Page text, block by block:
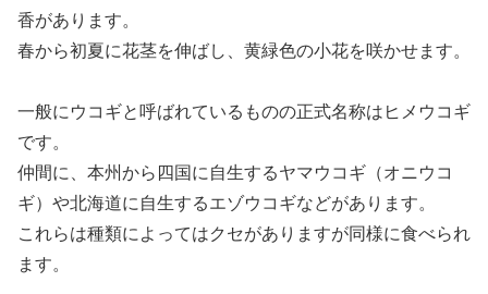
香があります。
春から初夏に花茎を伸ばし、黄緑色の小花を咲かせます。
一般にウコギと呼ばれているものの正式名称はヒメウコギ
です。
仲間に、本州から四国に自生するヤマウコギ（オニウコ
ギ）や北海道に自生するエゾウコギなどがあります。
これらは種類によってはクセがありますが同様に食べられ
ます。